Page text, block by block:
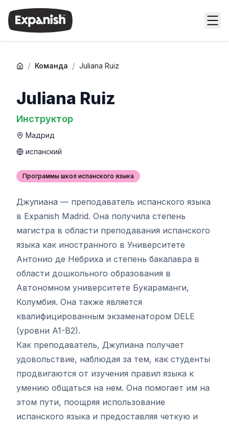
/ Команда / Juliana Ruiz
Juliana Ruiz
Инструктор
Мадрид
испанский
Программы школ испанского языка
Джулиана — преподаватель испанского языка
в Expanish Madrid. Она получила степень
магистра в области преподавания испанского
языка как иностранного в Университете
Антонио де Небриха и степень бакалавра в
области дошкольного образования в
Автономном университете Букараманги,
Колумбия. Она также является
квалифицированным экзаменатором DELE
(уровни A1-B2).
Как преподаватель, Джулиана получает
удовольствие, наблюдая за тем, как студенты
продвигаются от изучения правил языка к
умению общаться на нем. Она помогает им на
этом пути, поощряя использование
испанского языка и предоставляя четкую и